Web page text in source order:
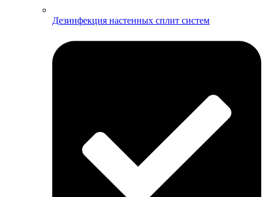
Дезинфекция настенных сплит систем